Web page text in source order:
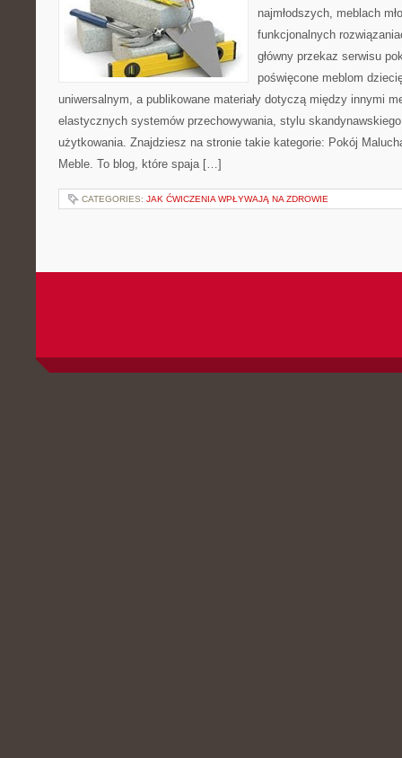
najmłodszych, meblach
funkcjonalnych
główny przekaz serwisu
poświęcone meblom
uniwersalnym, a publikowane materiały dotyczą między innymi
elastycznych systemów przechowywania, stylu
użytkowania. Znajdziesz na stronie takie kategorie: Pokój
Meble. To blog, które spaja […]
CATEGORIES: JAK ĆWICZENIA WPŁYWAJĄ NA ZDROWIE